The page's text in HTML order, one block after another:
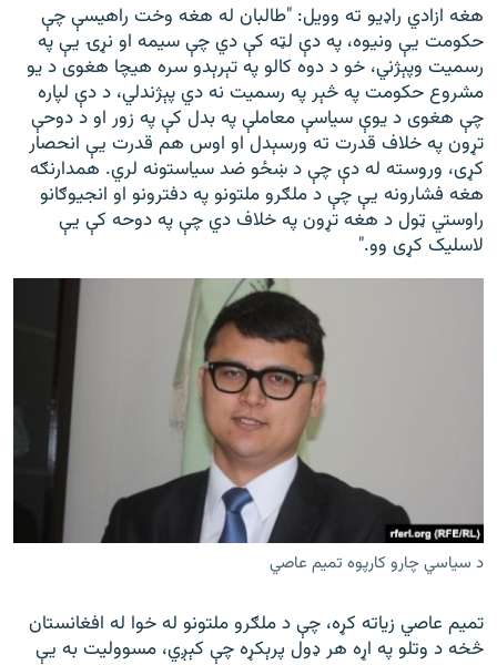
هغه ازادي راډيو ته وویل: ‌"طالبان له هغه وخت راهیسې چې
حکومت یې ونیوه، په دې لټه کې دي چې سیمه او نړۍ يې په
رسمیت وپېژني، خو د دوه کالو په تېرېدو سره هیچا هغوی د یو
مشروع حکومت په څېر په رسمیت نه دي پېژندلي، د دې لپاره
چې هغوی د یوې سیاسې معاملې په بدل کې په زور او د دوحې
تړون په خلاف قدرت ته ورسېدل او اوس هم قدرت یې انحصار
کړی، وروسته له دې چې د ښځو ضد سیاستونه لري. همدارنګه
هغه فشارونه یې چې د ملګرو ملتونو په دفترونو او انجیوګانو
راوستي ټول د هغه تړون په خلاف دي چې په دوحه کې یې
لاسلیک کړی وو."
د سیاسي چارو کارپوه تمیم عاصي
تمیم عاصي زیاته کړه، چې د ملګرو ملتونو له خوا له افغانستان
څخه د وتلو په اړه هر ډول پرېکړه چې کېږي، مسوولیت به یې